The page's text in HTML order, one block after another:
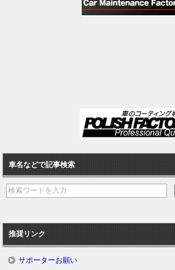
車名などで記事検索
推奨リンク
サポーターお願い